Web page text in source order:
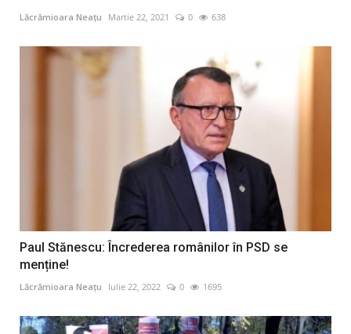
Lăcrămioara Neațu Martie 22, 2021 0 638
Paul Stănescu: Încrederea românilor în PSD se
menține!
Lăcrămioara Neațu Iulie 22, 2022 0 1695